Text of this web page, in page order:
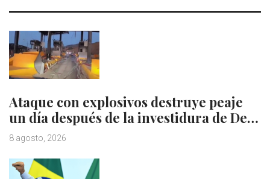
Ataque con explosivos destruye peaje
un día después de la investidura de De…
8 agosto, 2026